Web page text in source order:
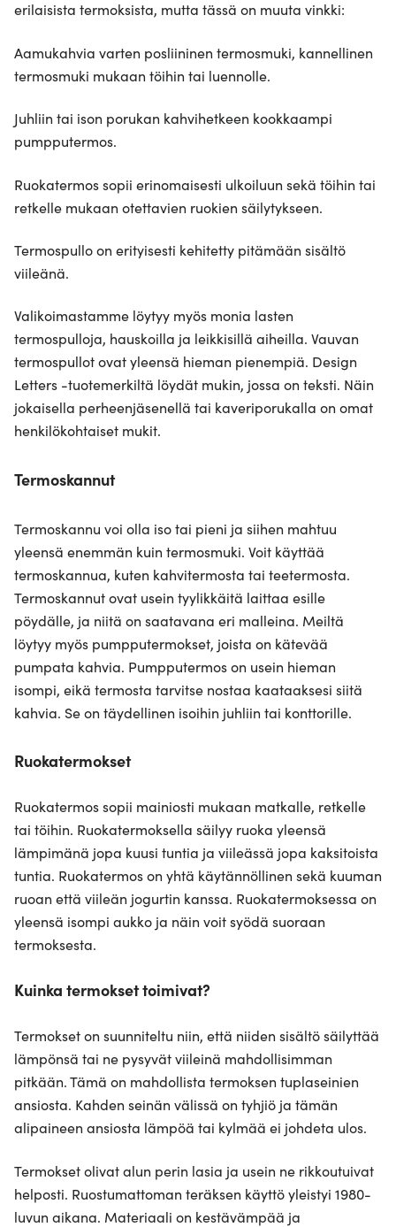
erilaisista termoksista, mutta tässä on muuta vinkki:
Aamukahvia varten posliininen termosmuki, kannellinen
termosmuki mukaan töihin tai luennolle.
Juhliin tai ison porukan kahvihetkeen kookkaampi
pumpputermos.
Ruokatermos sopii erinomaisesti ulkoiluun sekä töihin tai
retkelle mukaan otettavien ruokien säilytykseen.
Termospullo on erityisesti kehitetty pitämään sisältö
viileänä.
Valikoimastamme löytyy myös monia lasten
termospulloja, hauskoilla ja leikkisillä aiheilla. Vauvan
termospullot ovat yleensä hieman pienempiä. Design
Letters -tuotemerkiltä löydät mukin, jossa on teksti. Näin
jokaisella perheenjäsenellä tai kaveriporukalla on omat
henkilökohtaiset mukit.
Termoskannut
Termoskannu voi olla iso tai pieni ja siihen mahtuu
yleensä enemmän kuin termosmuki. Voit käyttää
termoskannua, kuten kahvitermosta tai teetermosta.
Termoskannut ovat usein tyylikkäitä laittaa esille
pöydälle, ja niitä on saatavana eri malleina. Meiltä
löytyy myös pumpputermokset, joista on kätevää
pumpata kahvia. Pumpputermos on usein hieman
isompi, eikä termosta tarvitse nostaa kaataaksesi siitä
kahvia. Se on täydellinen isoihin juhliin tai konttorille.
Ruokatermokset
Ruokatermos sopii mainiosti mukaan matkalle, retkelle
tai töihin. Ruokatermoksella säilyy ruoka yleensä
lämpimänä jopa kuusi tuntia ja viileässä jopa kaksitoista
tuntia. Ruokatermos on yhtä käytännöllinen sekä kuuman
ruoan että viileän jogurtin kanssa. Ruokatermoksessa on
yleensä isompi aukko ja näin voit syödä suoraan
termoksesta.
Kuinka termokset toimivat?
Termokset on suunniteltu niin, että niiden sisältö säilyttää
lämpönsä tai ne pysyvät viileinä mahdollisimman
pitkään. Tämä on mahdollista termoksen tuplaseinien
ansiosta. Kahden seinän välissä on tyhjiö ja tämän
alipaineen ansiosta lämpöä tai kylmää ei johdeta ulos.
Termokset olivat alun perin lasia ja usein ne rikkoutuivat
helposti. Ruostumattoman teräksen käyttö yleistyi 1980-
luvun aikana. Materiaali on kestävämpää ja